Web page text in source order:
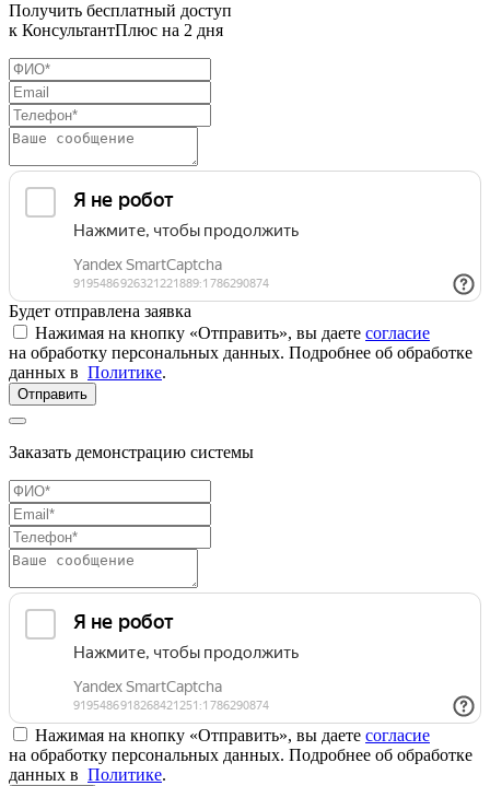
Получить бесплатный доступ
к КонсультантПлюс на 2 дня
Будет отправлена заявка
Нажимая на кнопку «Отправить», вы даете согласие
на обработку персональных данных. Подробнее об обработке
данных в Политике.
Отправить
Заказать демонстрацию системы
Нажимая на кнопку «Отправить», вы даете согласие
на обработку персональных данных. Подробнее об обработке
данных в Политике.